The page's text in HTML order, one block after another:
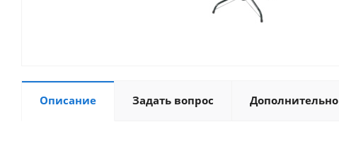
Описание Задать вопрос Дополнительно